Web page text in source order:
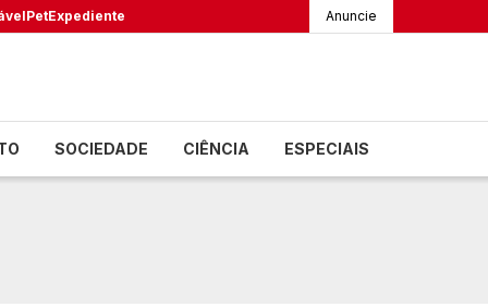
PetExpediente Anuncie
SOCIEDADE CIÊNCIA ESPECIAIS